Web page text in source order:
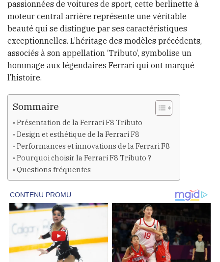
passionnées de voitures de sport, cette berlinette à
moteur central arrière représente une véritable
beauté qui se distingue par ses caractéristiques
exceptionnelles. L’héritage des modèles précédents,
associés à son appellation ‘Tributo’, symbolise un
hommage aux légendaires Ferrari qui ont marqué
l’histoire.
Sommaire
Présentation de la Ferrari F8 Tributo
Design et esthétique de la Ferrari F8
Performances et innovations de la Ferrari F8
Pourquoi choisir la Ferrari F8 Tributo ?
Questions fréquentes